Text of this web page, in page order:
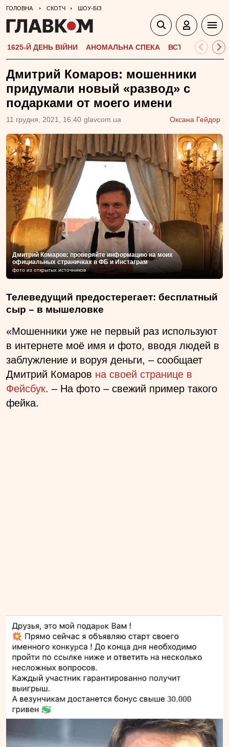
ГОЛОВНА СКОТЧ ШОУ-БІЗ
1625-Й ДЕНЬ ВІЙНИ АНОМАЛЬНА СПЕКА ВСТУПНА
Дмитрий Комаров: мошенники
придумали новый «развод» с
подарками от моего имени
11 грудня, 2021, 16:40 glavcom.ua Оксана Гейдор
Дмитрий Комаров: проверяйте информацию на моих
официальных страничках в ФБ и Инстаграм
фото из открытых источников
Телеведущий предостерегает: бесплатный
сыр – в мышеловке
«Мошенники уже не первый раз используют
в интернете моё имя и фото, вводя людей в
заблужление и воруя деньги, – сообщает
Дмитрий Комаров на своей странице в
Фейсбук. – На фото – свежий пример такого
фейка.